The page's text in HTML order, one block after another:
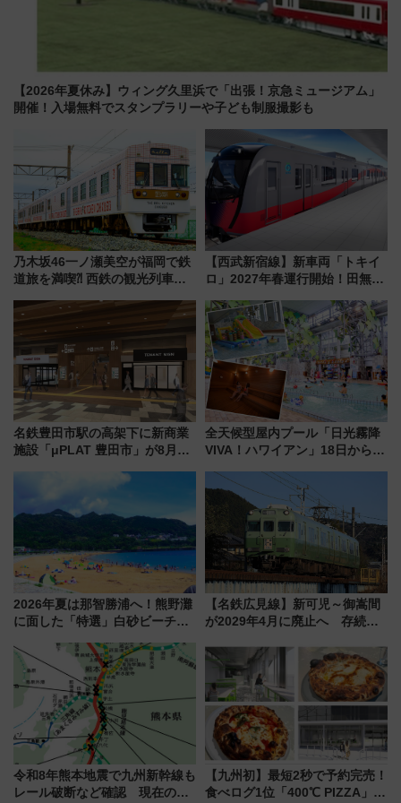
【2026年夏休み】ウィング久里浜で「出張！京急ミュージアム」
開催！入場無料でスタンプラリーや子ども制服撮影も
乃木坂46一ノ瀬美空が福岡で鉄
道旅を満喫⁈ 西鉄の観光列車
CHIKUGO」で巡る福岡･太宰
府･柳川の旅！YouTubeが公開
【西武新宿線】新車両「トキイ
ロ」2027年春運行開始！田無・
「第2弾」も
名鉄豊田市駅の高架下に新商業
施設「μPLAT 豊田市」が8月26
全天候型屋内プール「日光霧降
VIVA！ハワイアン」18日から営
ァミリーから大人まで幅広い世
代が一日中楽しる夏のリゾート
を楽しんで
2026年夏は那智勝浦へ！熊野灘
に面した「特選」白砂ビーチは
会」は8月11日開催！
【名鉄広見線】新可児～御嵩間
が2029年4月に廃止へ 存続協
令和8年熊本地震で九州新幹線も
レール破断など確認 現在の運
【九州初】最短2秒で予約完売！
食べログ1位「400℃ PIZZA」が